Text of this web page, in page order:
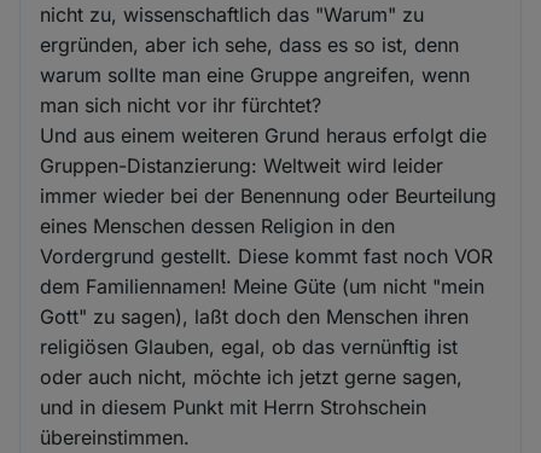
nicht zu, wissenschaftlich das "Warum" zu
ergründen, aber ich sehe, dass es so ist, denn
warum sollte man eine Gruppe angreifen, wenn
man sich nicht vor ihr fürchtet?
Und aus einem weiteren Grund heraus erfolgt die
Gruppen-Distanzierung: Weltweit wird leider
immer wieder bei der Benennung oder Beurteilung
eines Menschen dessen Religion in den
Vordergrund gestellt. Diese kommt fast noch VOR
dem Familiennamen! Meine Güte (um nicht "mein
Gott" zu sagen), laßt doch den Menschen ihren
religiösen Glauben, egal, ob das vernünftig ist
oder auch nicht, möchte ich jetzt gerne sagen,
und in diesem Punkt mit Herrn Strohschein
übereinstimmen.